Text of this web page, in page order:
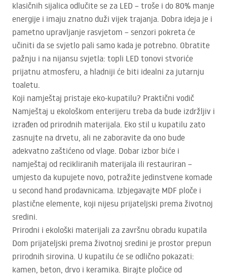
klasičnih sijalica odlučite se za LED – troše i do 80% manje
energije i imaju znatno duži vijek trajanja. Dobra ideja je i
pametno upravljanje rasvjetom – senzori pokreta će
učiniti da se svjetlo pali samo kada je potrebno. Obratite
pažnju i na nijansu svjetla: topli LED tonovi stvoriće
prijatnu atmosferu, a hladniji će biti idealni za jutarnju
toaletu.
Koji namještaj pristaje eko-kupatilu? Praktični vodič
Namještaj u ekološkom enterijeru treba da bude izdržljiv i
izrađen od prirodnih materijala. Eko stil u kupatilu zato
zasnujte na drvetu, ali ne zaboravite da ono bude
adekvatno zaštićeno od vlage. Dobar izbor biće i
namještaj od recikliranih materijala ili restauriran –
umjesto da kupujete novo, potražite jedinstvene komade
u second hand prodavnicama. Izbjegavajte MDF ploče i
plastične elemente, koji nijesu prijateljski prema životnoj
sredini.
Prirodni i ekološki materijali za završnu obradu kupatila
Dom prijateljski prema životnoj sredini je prostor prepun
prirodnih sirovina. U kupatilu će se odlično pokazati:
kamen, beton, drvo i keramika. Birajte pločice od